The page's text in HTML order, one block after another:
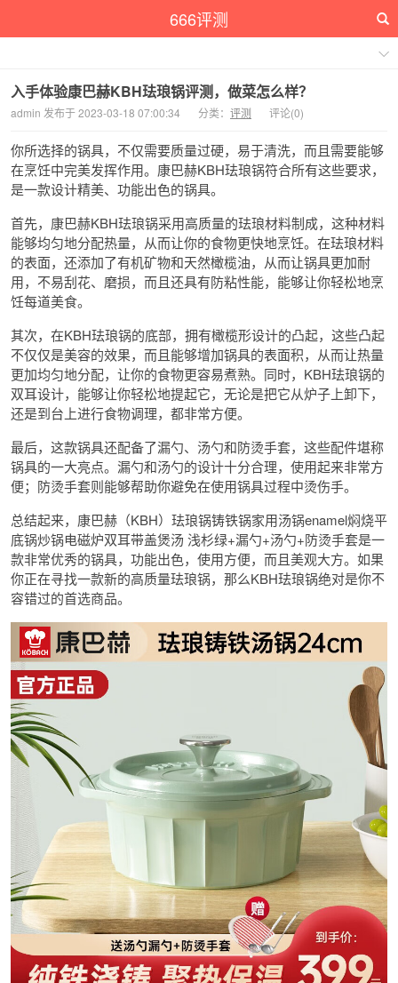
666评测
入手体验康巴赫KBH珐琅锅评测，做菜怎么样？
admin 发布于 2023-03-18 07:00:34 分类： 评测 评论(0)
你所选择的锅具，不仅需要质量过硬，易于清洗，而且需要能够
在烹饪中完美发挥作用。康巴赫KBH珐琅锅符合所有这些要求，
是一款设计精美、功能出色的锅具。
首先，康巴赫KBH珐琅锅采用高质量的珐琅材料制成，这种材料
能够均匀地分配热量，从而让你的食物更快地烹饪。在珐琅材料
的表面，还添加了有机矿物和天然橄榄油，从而让锅具更加耐
用，不易刮花、磨损，而且还具有防粘性能，能够让你轻松地烹
饪每道美食。
其次，在KBH珐琅锅的底部，拥有橄榄形设计的凸起，这些凸起
不仅仅是美容的效果，而且能够增加锅具的表面积，从而让热量
更加均匀地分配，让你的食物更容易煮熟。同时，KBH珐琅锅的
双耳设计，能够让你轻松地提起它，无论是把它从炉子上卸下，
还是到台上进行食物调理，都非常方便。
最后，这款锅具还配备了漏勺、汤勺和防烫手套，这些配件堪称
锅具的一大亮点。漏勺和汤勺的设计十分合理，使用起来非常方
便；防烫手套则能够帮助你避免在使用锅具过程中烫伤手。
总结起来，康巴赫（KBH）珐琅锅铸铁锅家用汤锅enamel焖烧平
底锅炒锅电磁炉双耳带盖煲汤 浅杉绿+漏勺+汤勺+防烫手套是一
款非常优秀的锅具，功能出色，使用方便，而且美观大方。如果
你正在寻找一款新的高质量珐琅锅，那么KBH珐琅锅绝对是你不
容错过的首选商品。